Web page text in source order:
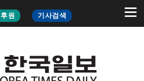
후원 기사검색